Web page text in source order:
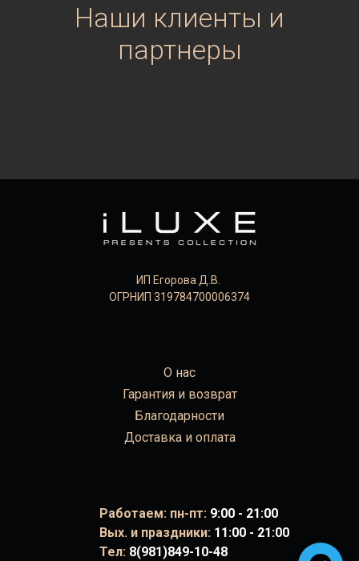
Наши клиенты и
партнеры
ИП Егорова Д.В.
ОГРНИП 319784700006374
О нас
Гарантия и возврат
Благодарности
Доставка и оплата
Работаем: пн-пт: 9:00 - 21:00
Вых. и праздники: 11:00 - 21:00
Тел:8(981)849-10-48